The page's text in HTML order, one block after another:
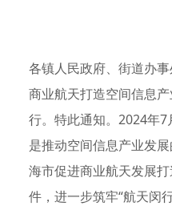
各镇人民政府、街道办
商业航天打造空间信息
行。特此通知。2024年
是推动空间信息产业发
海市促进商业航天发展
件，进一步筑牢“航天闵